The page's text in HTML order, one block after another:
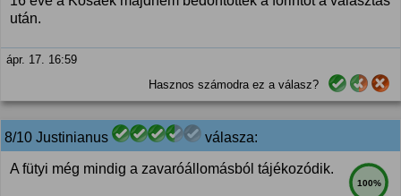
után.
ápr. 17. 16:59
Hasznos számodra ez a válasz?
8/10 Justinianus válasza:
100%
A fütyi még mindig a zavaróállomásból tájékozódik.